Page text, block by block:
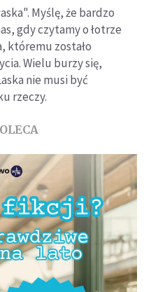
Myślę, że bardzo
gdy czytamy o łotrze
któremu zostało
Wielu burzy się,
nie musi być
rzeczy.